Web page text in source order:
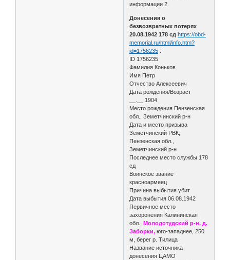
информации 2.
Донесения о
безвозвратных потерях
20.08.1942 178 сд https://obd-
memorial.ru/html/info.htm?
id=1756235 :
ID 1756235
Фамилия Коньков
Имя Петр
Отчество Алексеевич
Дата рождения/Возраст
__.__.1904
Место рождения Пензенская
обл., Земетчинский р-н
Дата и место призыва
Земетчинский РВК,
Пензенская обл.,
Земетчинский р-н
Последнее место службы 178
сд
Воинское звание
красноармеец
Причина выбытия убит
Дата выбытия 06.08.1942
Первичное место
захоронения Калининская
обл.,Молодотудский р-н, д.
Заборки, юго-западнее, 250
м, берег р. Тилица
Название источника
донесения ЦАМО